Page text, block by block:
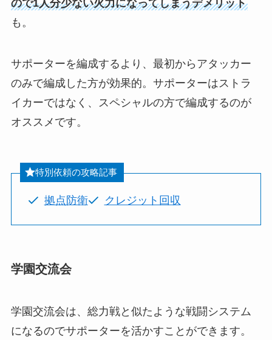
ので1人分少ない火力になってしまうデメリット
も。
サポーターを編成するより、最初からアタッカー
のみで編成した方が効果的。サポーターはストラ
イカーではなく、スペシャルの方で編成するのが
オススメです。
特別依頼の攻略記事
拠点防衛 クレジット回収
学園交流会
学園交流会は、総力戦と似たような戦闘システム
になるのでサポーターを活かすことができます。